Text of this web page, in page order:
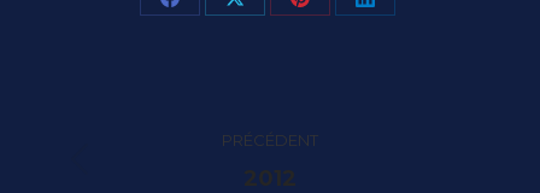
PartagerPartagerPartagerPartager
PRÉCÉDENT
Article
2012